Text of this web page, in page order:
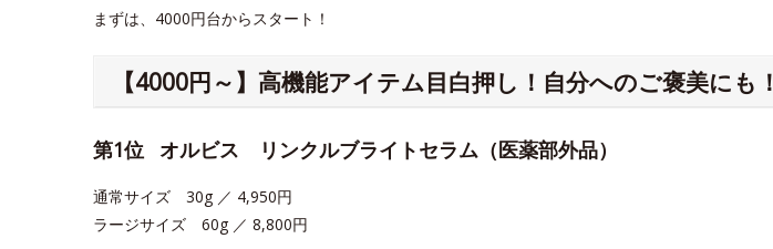
まずは、4000円台からスタート！
【4000円～】高機能アイテム目白押し！自分へのご褒美にも！
第1位 オルビス リンクルブライトセラム（医薬部外品）
通常サイズ 30g ／ 4,950円
ラージサイズ 60g ／ 8,800円